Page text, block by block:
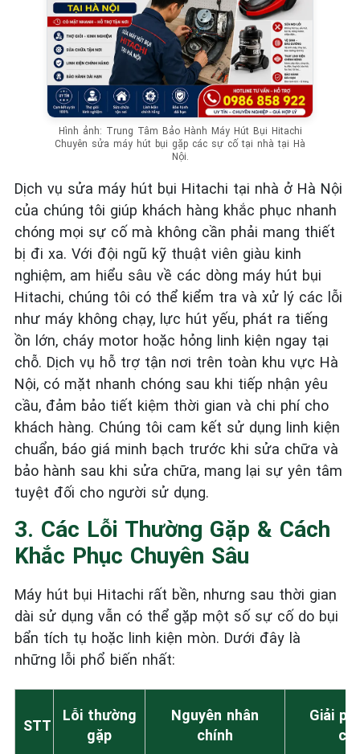
Hình ảnh: Trung Tâm Bảo Hành Máy Hút Bụi Hitachi
Chuyên sửa máy hút bụi gặp các sự cố tại nhà tại Hà
Nội.
Dịch vụ sửa máy hút bụi Hitachi tại nhà ở Hà Nội
của chúng tôi giúp khách hàng khắc phục nhanh
chóng mọi sự cố mà không cần phải mang thiết
bị đi xa. Với đội ngũ kỹ thuật viên giàu kinh
nghiệm, am hiểu sâu về các dòng máy hút bụi
Hitachi, chúng tôi có thể kiểm tra và xử lý các lỗi
như máy không chạy, lực hút yếu, phát ra tiếng
ồn lớn, cháy motor hoặc hỏng linh kiện ngay tại
chỗ. Dịch vụ hỗ trợ tận nơi trên toàn khu vực Hà
Nội, có mặt nhanh chóng sau khi tiếp nhận yêu
cầu, đảm bảo tiết kiệm thời gian và chi phí cho
khách hàng. Chúng tôi cam kết sử dụng linh kiện
chuẩn, báo giá minh bạch trước khi sửa chữa và
bảo hành sau khi sửa chữa, mang lại sự yên tâm
tuyệt đối cho người sử dụng.
3. Các Lỗi Thường Gặp & Cách
Khắc Phục Chuyên Sâu
Máy hút bụi Hitachi rất bền, nhưng sau thời gian
dài sử dụng vẫn có thể gặp một số sự cố do bụi
bẩn tích tụ hoặc linh kiện mòn. Dưới đây là
những lỗi phổ biến nhất:
STT
Lỗi thường
gặp
Nguyên nhân
chính
Giải